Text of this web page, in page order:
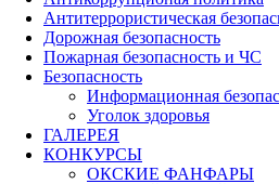
Антитеррористическая
Дорожная безопасность
Пожарная безопасность и ЧС
Безопасность
Информационная
Уголок здоровья
ГАЛЕРЕЯ
КОНКУРСЫ
ОКСКИЕ ФАНФАРЫ